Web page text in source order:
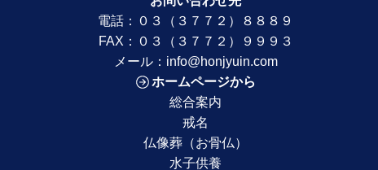
電話： ０３（３７７２）８８８９
FAX：０３（３７７２）９９９３
メール： info@honjyuin.com
ホームページから
総合案内
戒名
仏像葬（お骨仏）
水子供養